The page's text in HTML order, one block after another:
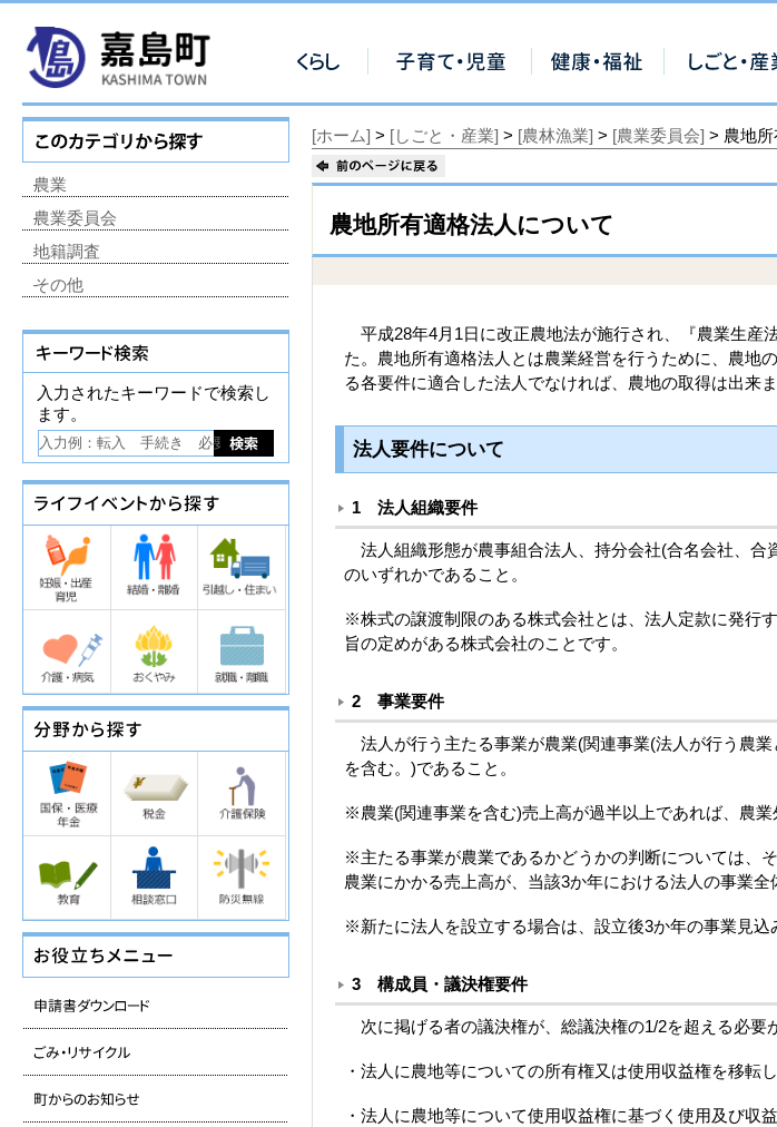
[ホーム] > [しごと・産業] > [農林漁業] > [農業委員会] > 農地
農地所有適格法人について
平成28年4月1日に改正農地法が施行され、『農業生産
た。農地所有適格法人とは農業経営を行うために、農地
る各要件に適合した法人でなければ、農地の取得は出来ま
法人要件について
1 法人組織要件
法人組織形態が農事組合法人、持分会社(合名会社、合
のいずれかであること。
※株式の譲渡制限のある株式会社とは、法人定款に発行
旨の定めがある株式会社のことです。
2 事業要件
法人が行う主たる事業が農業(関連事業(法人が行う農
を含む。)であること。
※農業(関連事業を含む)売上高が過半以上であれば、農業
※主たる事業が農業であるかどうかの判断については、
農業にかかる売上高が、当該3か年における法人の事業
※新たに法人を設立する場合は、設立後3か年の事業見込
3 構成員・議決権要件
次に掲げる者の議決権が、総議決権の1/2を超える必要
・法人に農地等についての所有権又は使用収益権を移転
・法人に農地等について使用収益権に基づく使用及び収
農業
農業委員会
地籍調査
その他
入力されたキーワードで検索し
ます。